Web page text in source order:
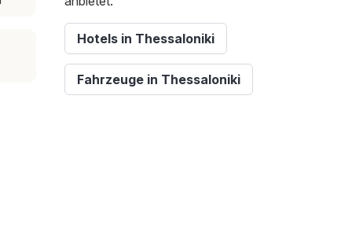
Hotels in Thessaloniki
Fahrzeuge in Thessaloniki